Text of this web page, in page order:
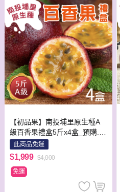
【初品果】南投埔里原生種A
級百香果禮盒5斤x4盒_預購.周
五-周日及例假日前一天不出貨
此商品免運
$1,999 $4,000
免運